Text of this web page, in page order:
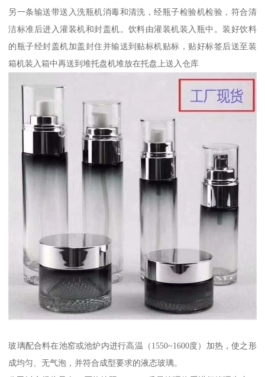
另一条输送带送入洗瓶机消毒和清洗，经瓶子检验机检验，符合清
洁标准后进入灌装机和封盖机。饮料由灌装机装入瓶中。装好饮料
的瓶子经封盖机加盖封住并输送到贴标机贴标，贴好标签后送至装
箱机装入箱中再送到堆托盘机堆放在托盘上送入仓库
玻璃配合料在池窑或池炉内进行高温（1550~1600度）加热，使之形
成均匀、无气泡，并符合成型要求的液态玻璃。